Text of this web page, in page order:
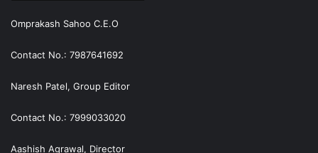
Omprakash Sahoo C.E.O
Contact No.: 7987641692
Naresh Patel, Group Editor
Contact No.: 7999033020
Aashish Agrawal, Director